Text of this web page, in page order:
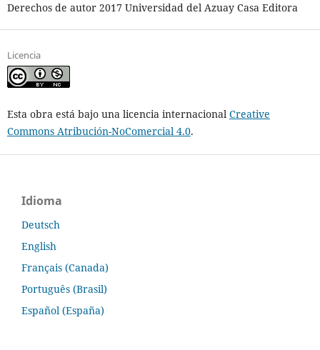
Derechos de autor 2017 Universidad del Azuay Casa Editora
Licencia
Esta obra está bajo una licencia internacional Creative
Commons Atribución-NoComercial 4.0.
Idioma
Deutsch
English
Français (Canada)
Português (Brasil)
Español (España)